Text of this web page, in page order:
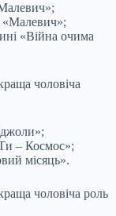
«Малевич»;
«Війна очима
чоловіча
– Космос»;
місяць».
чоловіча роль